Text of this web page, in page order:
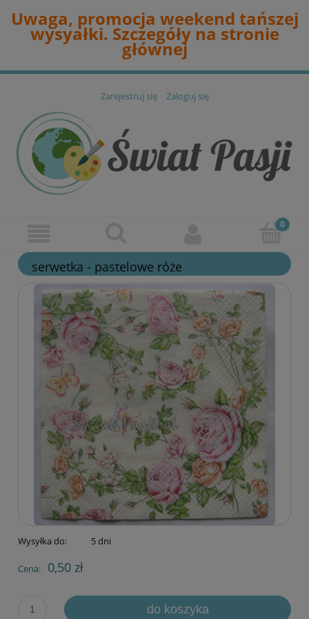
Uwaga, promocja weekend tańszej
wysyałki. Szczegóły na stronie
głównej
Zarejestruj się Zaloguj się
serwetka - pastelowe róże
Wysyłka do: 5 dni
Cena: 0,50 zł
do koszyka